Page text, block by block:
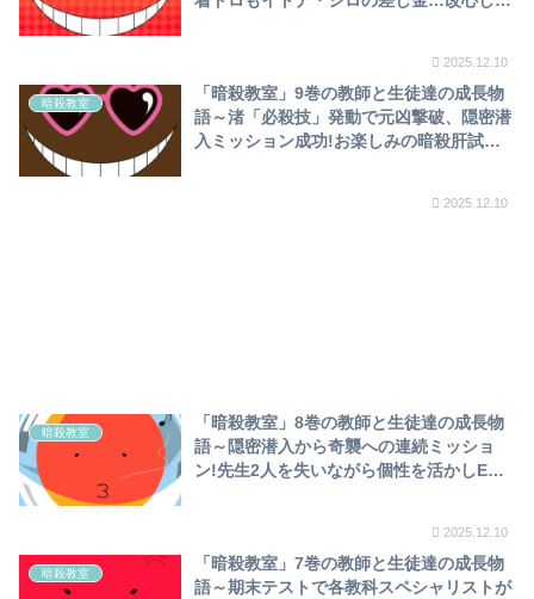
2025.12.10
暗殺教室
「暗殺教室」9巻の教師と生徒達の成長物
語～渚「必殺技」発動で元凶撃破、隠密潜
入ミッション成功!お楽しみの暗殺肝試し
2025.12.10
暗殺教室
「暗殺教室」8巻の教師と生徒達の成長物
語～隠密潜入から奇襲への連続ミッショ
ン!先生2人を失いながら個性を活かしE組
2025.12.10
暗殺教室
「暗殺教室」7巻の教師と生徒達の成長物
語～期末テストで各教科スペシャリストが